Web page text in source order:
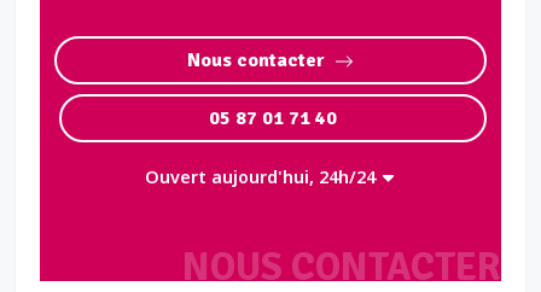
NOUS CONTACTER
Nous contacter
05 87 01 71 40
Ouvert aujourd'hui, 24h/24